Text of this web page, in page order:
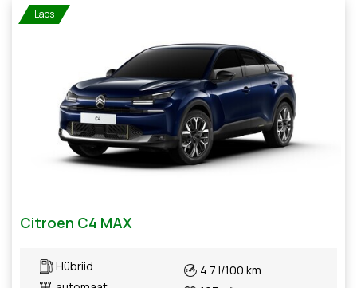
Laos
Citroen C4 MAX
Hübriid
4.7 l/100 km